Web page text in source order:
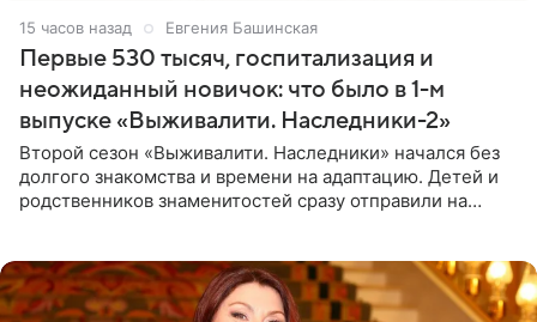
15 часов назад Евгения Башинская
Первые 530 тысяч, госпитализация и
неожиданный новичок: что было в 1-м
выпуске «Выживалити. Наследники-2»
Второй сезон «Выживалити. Наследники» начался без
долгого знакомства и времени на адаптацию. Детей и
родственников знаменитостей сразу отправили на